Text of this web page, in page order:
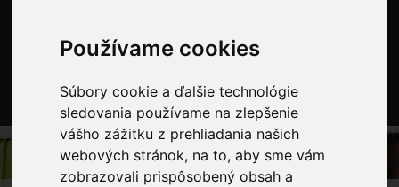
Používame cookies
Súbory cookie a ďalšie technológie
sledovania používame na zlepšenie
vášho zážitku z prehliadania našich
webových stránok, na to, aby sme vám
zobrazovali prispôsobený obsah a
0